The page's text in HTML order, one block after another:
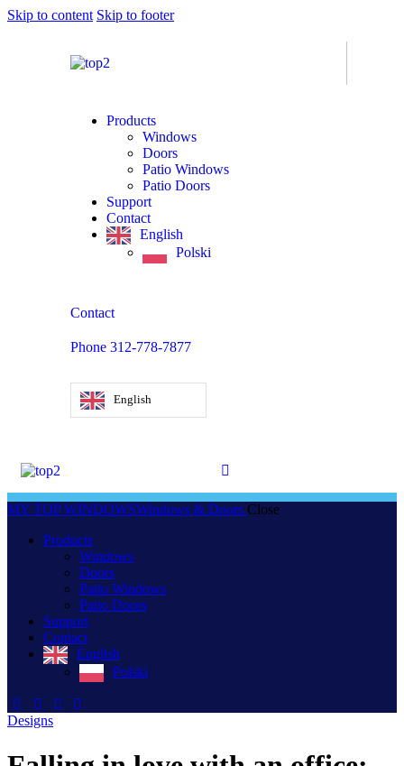
Skip to content Skip to footer
Products
Windows
Doors
Patio Windows
Patio Doors
Support
Contact
English
Polski
Contact
Phone 312-778-7877
English
MY TOP WINDOWSWindows & Doors Close
Products
Windows
Doors
Patio Windows
Patio Doors
Support
Contact
English
Polski
Designs